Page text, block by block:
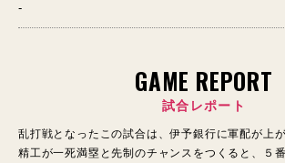
-
GAME REPORT
試合レポート
乱打戦となったこの試合は、伊予銀行に軍配が上
精工が一死満塁と先制のチャンスをつくると、５